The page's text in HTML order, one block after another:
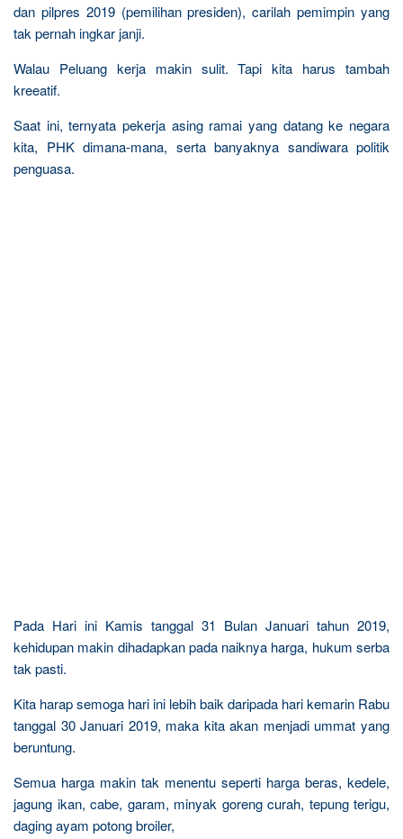
dan pilpres 2019 (pemilihan presiden), carilah pemimpin yang
tak pernah ingkar janji.
Walau Peluang kerja makin sulit. Tapi kita harus tambah
kreeatif.
Saat ini, ternyata pekerja asing ramai yang datang ke negara
kita, PHK dimana-mana, serta banyaknya sandiwara politik
penguasa.
Pada Hari ini Kamis tanggal 31 Bulan Januari tahun 2019,
kehidupan makin dihadapkan pada naiknya harga, hukum serba
tak pasti.
Kita harap semoga hari ini lebih baik daripada hari kemarin Rabu
tanggal 30 Januari 2019, maka kita akan menjadi ummat yang
beruntung.
Semua harga makin tak menentu seperti harga beras, kedele,
jagung ikan, cabe, garam, minyak goreng curah, tepung terigu,
daging ayam potong broiler,